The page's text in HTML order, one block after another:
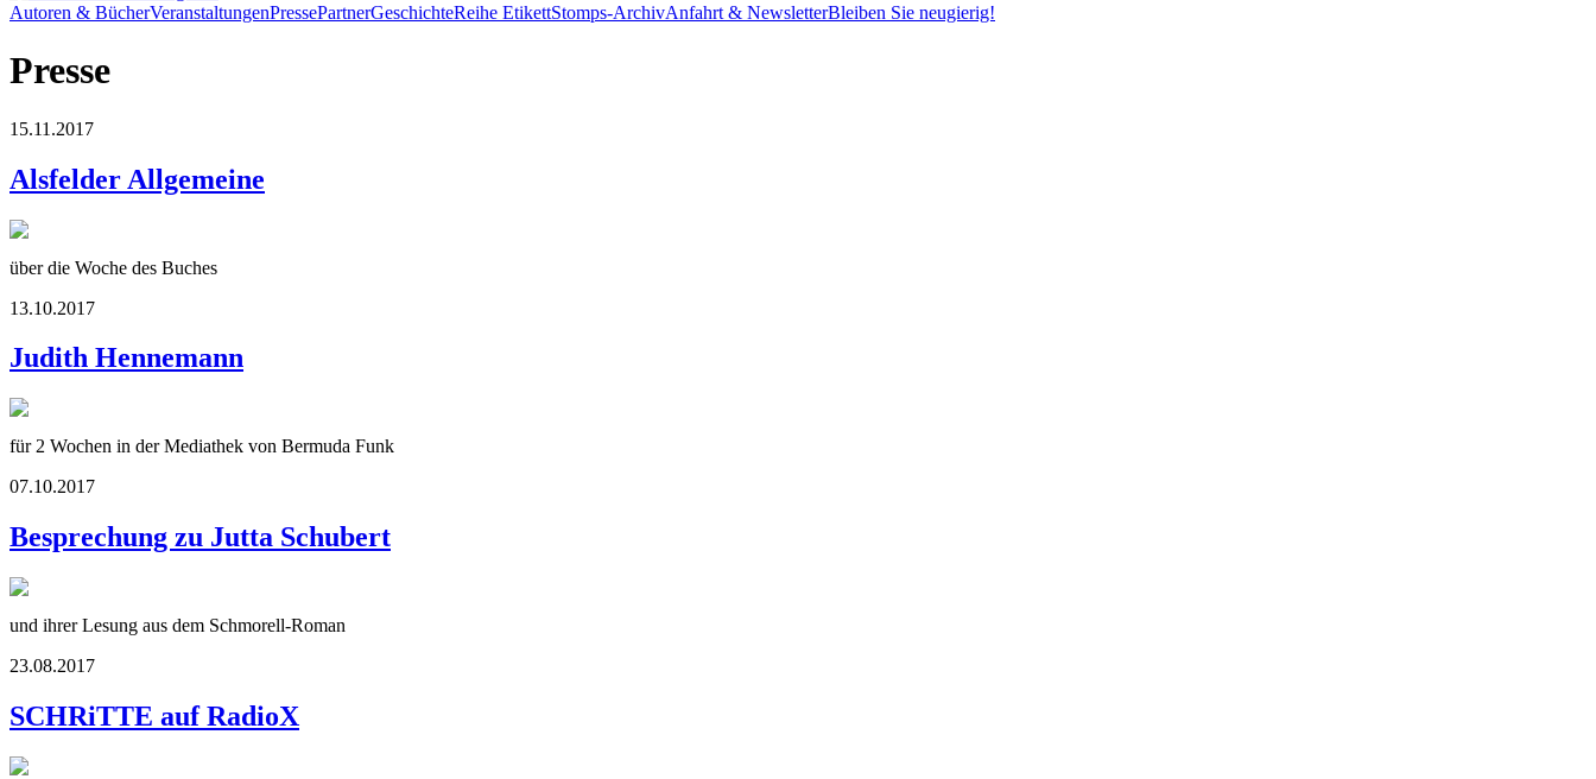
Autoren & BücherVeranstaltungenPressePartnerGeschichteReihe EtikettStomps-ArchivAnfahrt & NewsletterBleiben Sie neugierig!
Presse
15.11.2017
Alsfelder Allgemeine
über die Woche des Buches
13.10.2017
Judith Hennemann
für 2 Wochen in der Mediathek von Bermuda Funk
07.10.2017
Besprechung zu Jutta Schubert
und ihrer Lesung aus dem Schmorell-Roman
23.08.2017
SCHRiTTE auf RadioX